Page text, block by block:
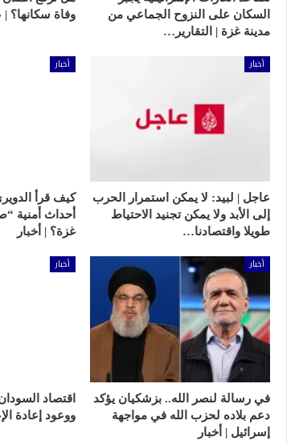
السكان على النزوح الجماعي من
مدينة غزة | التقارير…
وفاة سكانها؟ |
أخبار
عاجل | لبيد: لا يمكن استمرار الحرب
إلى الأبد ولا يمكن تجنيد الاحتياط
طويلا واقتصادنا…
أخبار
أحداث أمنية
غزة؟ | أخبار
أخبار
في رسالة لنصر الله.. بزشكيان يؤكد
دعم بلاده لحزب الله في مواجهة
إسرائيل | أخبار
أخبار
اقتصاد
ووعود إعادة